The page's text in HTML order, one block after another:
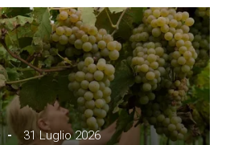
31 Luglio 2026